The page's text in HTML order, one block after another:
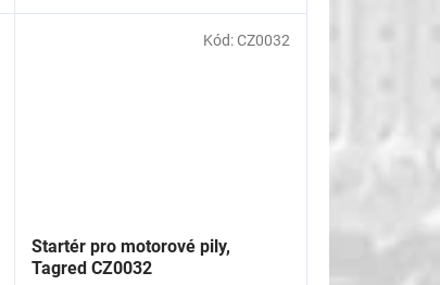
Startér pro motorové pily,
Tagred CZ0032
Kód:CZ0032